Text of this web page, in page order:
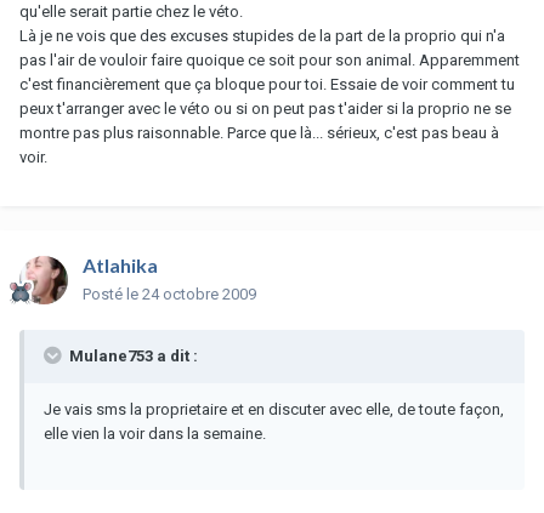
qu'elle serait partie chez le véto.
Là je ne vois que des excuses stupides de la part de la proprio qui n'a
pas l'air de vouloir faire quoique ce soit pour son animal. Apparemment
c'est financièrement que ça bloque pour toi. Essaie de voir comment tu
peux t'arranger avec le véto ou si on peut pas t'aider si la proprio ne se
montre pas plus raisonnable. Parce que là... sérieux, c'est pas beau à
voir.
Atlahika
Posté le 24 octobre 2009
Mulane753 a dit :
Je vais sms la proprietaire et en discuter avec elle, de toute façon,
elle vien la voir dans la semaine.